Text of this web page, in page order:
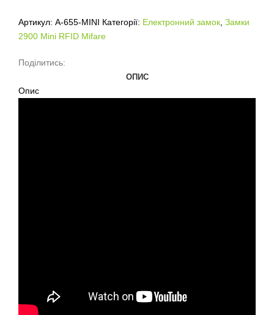
Артикул: A-655-MINI Категорії: Електронний замок Замки
2900 Mini RFID Mifare
Поділитись:
ОПИС
Опис